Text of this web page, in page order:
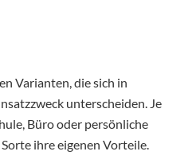
Varianten, die sich in
unterscheiden. Je
Büro oder persönliche
ihre eigenen Vorteile.